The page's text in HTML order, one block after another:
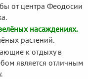
от центра Феодосии
насаждениях.
растений.
к отдыху в
является отличным